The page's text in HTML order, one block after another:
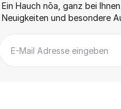
Ein Hauch nōa, ganz bei
Neuigkeiten und besondere